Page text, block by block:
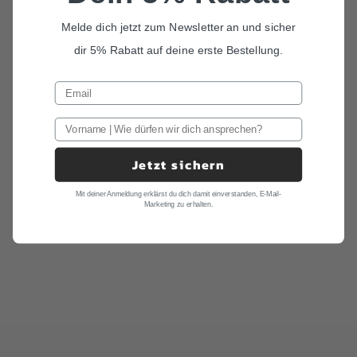
Melde dich jetzt zum Newsletter an und sicher
dir 5% Rabatt auf deine erste Bestellung.
Jetzt sichern
Mit deiner Anmeldung erklärst du dich damit einverstanden, E-Mail-
Marketing zu erhalten.